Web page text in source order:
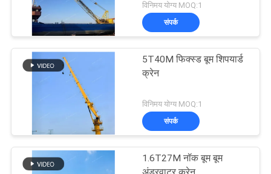
विनिमय योग्य MOQ:1
संपर्क
5T40M फिक्स्ड बूम शिपयार्ड
क्रेन
विनिमय योग्य MOQ:1
संपर्क
1.6T27M नॉक बूम बूम